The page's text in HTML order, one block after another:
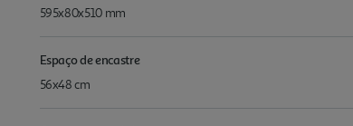
595x80x510 mm
Espaço de encastre
56x48 cm